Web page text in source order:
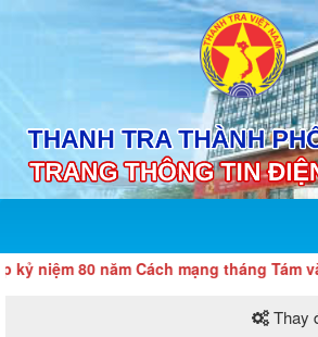
niệm 80 năm Cách mạng tháng Tám và
Thay